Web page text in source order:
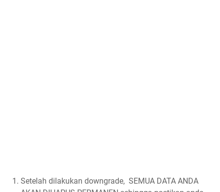
Setelah dilakukan downgrade, SEMUA DATA ANDA